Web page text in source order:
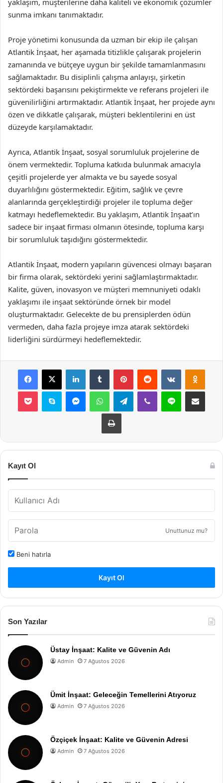
sunma imkanı tanımaktadır.
Proje yönetimi konusunda da uzman bir ekip ile çalışan
Atlantik İnşaat, her aşamada titizlikle çalışarak projelerin
zamanında ve bütçeye uygun bir şekilde tamamlanmasını
sağlamaktadır. Bu disiplinli çalışma anlayışı, şirketin
sektördeki başarısını pekiştirmekte ve referans projeleri ile
güvenilirliğini artırmaktadır. Atlantik İnşaat, her projede aynı
özen ve dikkatle çalışarak, müşteri beklentilerini en üst
düzeyde karşılamaktadır.
Ayrıca, Atlantik İnşaat, sosyal sorumluluk projelerine de
önem vermektedir. Topluma katkıda bulunmak amacıyla
çeşitli projelerde yer almakta ve bu sayede sosyal
duyarlılığını göstermektedir. Eğitim, sağlık ve çevre
alanlarında gerçekleştirdiği projeler ile topluma değer
katmayı hedeflemektedir. Bu yaklaşım, Atlantik İnşaat’ın
sadece bir inşaat firması olmanın ötesinde, topluma karşı
bir sorumluluk taşıdığını göstermektedir.
Atlantik İnşaat, modern yapıların güvencesi olmayı başaran
bir firma olarak, sektördeki yerini sağlamlaştırmaktadır.
Kalite, güven, inovasyon ve müşteri memnuniyeti odaklı
yaklaşımı ile inşaat sektöründe örnek bir model
oluşturmaktadır. Gelecekte de bu prensiplerden ödün
vermeden, daha fazla projeye imza atarak sektördeki
liderliğini sürdürmeyi hedeflemektedir.
Facebook
X LinkedInTumblr PinterestReddit VKontakte
Pocket Skype MessengerWhatsAppTelegramViber Line E-Posta ile
Yazdır
Kayıt Ol
Unuttunuz mu?
Beni hatırla
Kayıt Ol
Son Yazılar
Üstay İnşaat: Kalite ve Güvenin Adı
Admin 7 Ağustos 2026
Ümit İnşaat: Geleceğin Temellerini Atıyoruz
Admin 7 Ağustos 2026
Özçiçek İnşaat: Kalite ve Güvenin Adresi
Admin 7 Ağustos 2026